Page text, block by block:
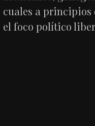
cuales a principios
el foco político